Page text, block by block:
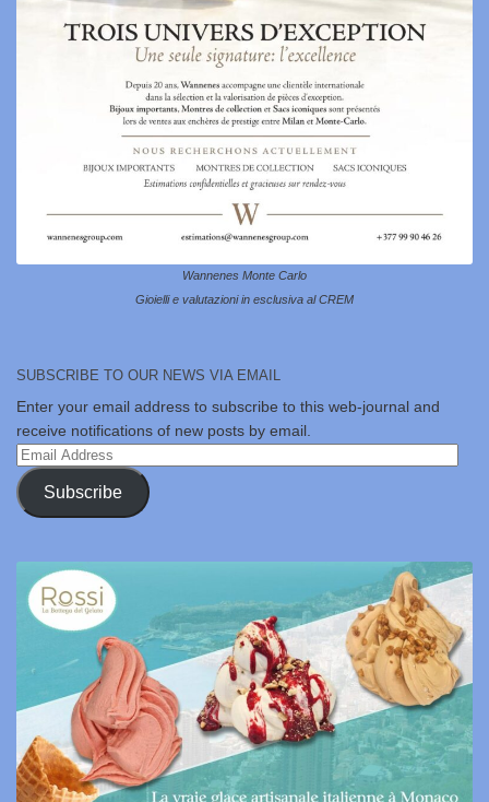
Wannenes Monte Carlo
Gioielli e valutazioni in esclusiva al CREM
SUBSCRIBE TO OUR NEWS VIA EMAIL
Enter your email address to subscribe to this web-journal and
receive notifications of new posts by email.
Email
Address
Subscribe